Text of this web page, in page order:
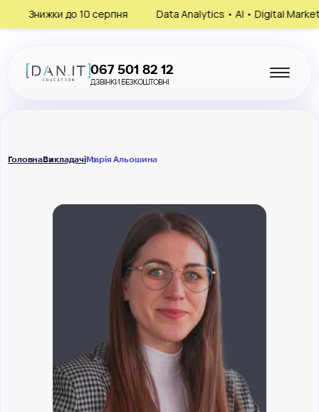
Знижки до 10 серпня Data Analytics • AI • Digital Marketing •
067 501 82 12
ДЗВІНКИ БЕЗКОШТОВНІ
ГоловнаВикладачіМарія Альошина